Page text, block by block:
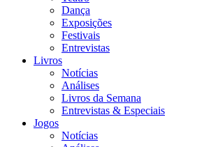
Dança
Exposições
Festivais
Entrevistas
Livros
Notícias
Análises
Livros da Semana
Entrevistas & Especiais
Jogos
Notícias